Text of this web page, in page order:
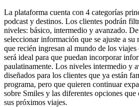
La plataforma cuenta con 4 categorías
podcast y destinos. Los clientes podrán
niveles: básico, intermedio y avanzado.
seleccionar información que se ajuste a su
que recién ingresan al mundo de los
será ideal para que puedan incorporar
paulatinamente. Los niveles intermedio y
diseñados para los clientes que ya están
programa, pero que quieren continuar
sobre Smiles y las diferentes opciones
sus próximos viajes.